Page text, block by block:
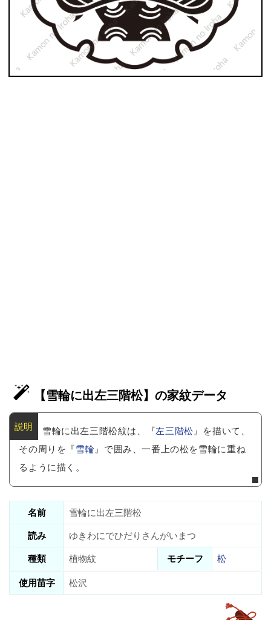
【雪輪に出左三階松】の家紋データ
雪輪に出左三階松紋は、『左三階松』を描いて、
その周りを『雪輪』で囲み、一番上の松を雪輪に重ね
るように描く。
名前
雪輪に出左三階松
読み
ゆきわにでひだりさんがいまつ
種類
植物紋 モチーフ
松
使用苗字
松沢